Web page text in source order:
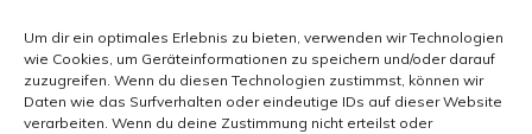
Um dir ein optimales Erlebnis zu bieten, verwenden wir Technologien
wie Cookies, um Geräteinformationen zu speichern und/oder darauf
zuzugreifen. Wenn du diesen Technologien zustimmst, können wir
Daten wie das Surfverhalten oder eindeutige IDs auf dieser Website
verarbeiten. Wenn du deine Zustimmung nicht erteilst oder
Datenschutzerklärung